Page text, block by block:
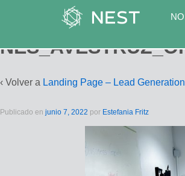
‹ Volver a Landing Page – Lead
Publicado en junio 7, 2022 por Estefania Fritz